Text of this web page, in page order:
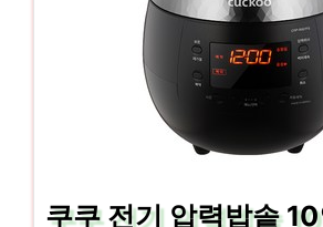
쿠쿠 전기 압력밥솥